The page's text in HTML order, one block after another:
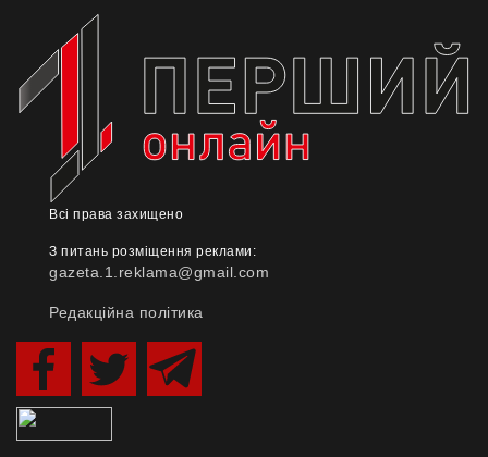
Всі права захищено
З питань розміщення реклами:
gazeta.1.reklama@gmail.com
Редакційна політика